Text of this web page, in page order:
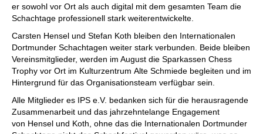
er sowohl vor Ort als auch digital mit dem gesamten Team die
Schachtage professionell stark weiterentwickelte.
Carsten Hensel und Stefan Koth bleiben den Internationalen
Dortmunder Schachtagen weiter stark verbunden. Beide bleiben
Vereinsmitglieder, werden im August die Sparkassen Chess
Trophy vor Ort im Kulturzentrum Alte Schmiede begleiten und im
Hintergrund für das Organisationsteam verfügbar sein.
Alle Mitglieder es IPS e.V. bedanken sich für die herausragende
Zusammenarbeit und das jahrzehntelange Engagement
von Hensel und Koth, ohne das die Internationalen Dortmunder